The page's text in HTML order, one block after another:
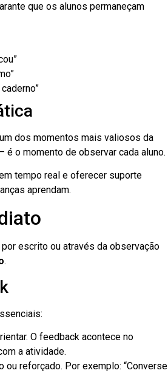
que os alunos permaneçam
dos momentos mais valiosos da
é o momento de observar cada aluno.
tempo real e oferecer suporte
aprendam.
escrito ou através da observação
.
O feedback acontece no
a atividade.
reforçado. Por exemplo: “Converse